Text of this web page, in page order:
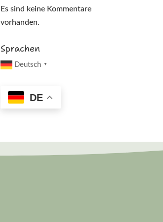
Es sind keine Kommentare
vorhanden.
Sprachen
Deutsch ▼
DE